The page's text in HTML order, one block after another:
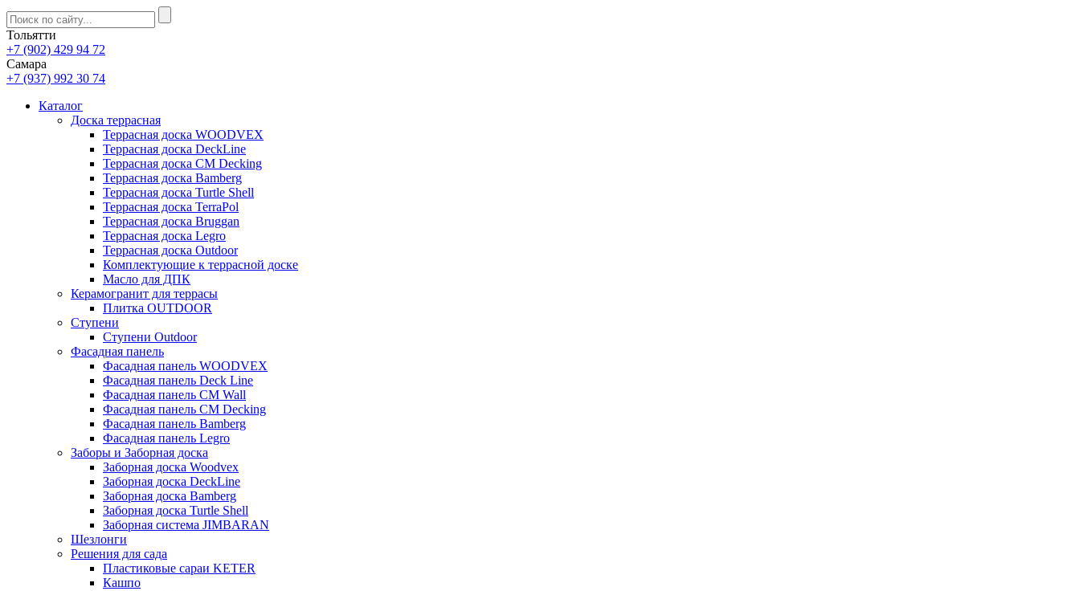
Тольятти
+7 (902) 429 94 72
Самара
+7 (937) 992 30 74
Каталог
Доска террасная
Террасная доска WOODVEX
Террасная доска DeckLine
Террасная доска CM Decking
Террасная доска Bamberg
Террасная доска Turtle Shell
Террасная доска TerraPol
Террасная доска Bruggan
Террасная доска Legro
Террасная доска Outdoor
Комплектующие к террасной доске
Масло для ДПК
Керамогранит для террасы
Плитка OUTDOOR
Ступени
Ступени Outdoor
Фасадная панель
Фасадная панель WOODVEX
Фасадная панель Deck Line
Фасадная панель CM Wall
Фасадная панель CM Decking
Фасадная панель Bamberg
Фасадная панель Legro
Заборы и Заборная доска
Заборная доска Woodvex
Заборная доска DeckLine
Заборная доска Bamberg
Заборная доска Turtle Shell
Заборная система JIMBARAN
Шезлонги
Решения для сада
Пластиковые сараи KETER
Кашпо